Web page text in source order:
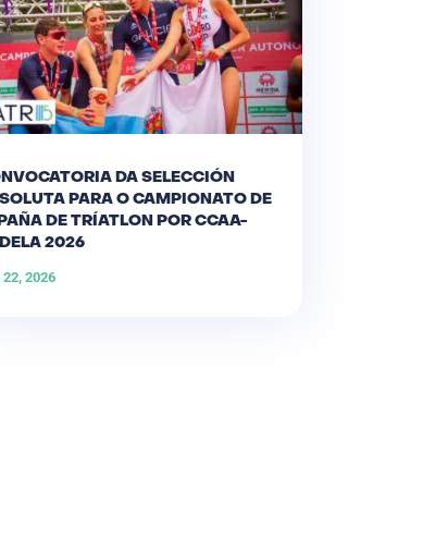
DA SELECCIÓN
PARA O CAMPIONATO DE
DE TRÍATLON POR CCAA-
2026
22, 2026